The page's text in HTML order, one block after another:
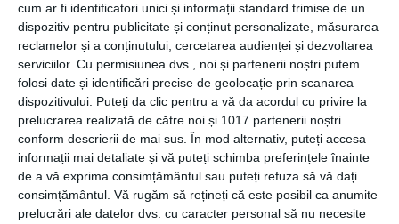
cum ar fi identificatori unici și informații standard trimise de un
dispozitiv pentru publicitate și conținut personalizate, măsurarea
reclamelor și a conținutului, cercetarea audienței și dezvoltarea
serviciilor. Cu permisiunea dvs., noi și partenerii noștri putem
folosi date și identificări precise de geolocație prin scanarea
dispozitivului. Puteți da clic pentru a vă da acordul cu privire la
prelucrarea realizată de către noi și 1017 partenerii noștri
conform descrierii de mai sus. În mod alternativ, puteți accesa
informații mai detaliate și vă puteți schimba preferințele înainte
de a vă exprima consimțământul sau puteți refuza să vă dați
consimțământul. Vă rugăm să rețineți că este posibil ca anumite
prelucrări ale datelor dvs. cu caracter personal să nu necesite
interesați,cu o scădere medie de 22% față de luna februarie
a anului 2020. Față de lunile anterioare
mici variații
de plus-minus 3% pe cartiere, caurmareafluctuațieicererii
și ofertei.” a spus Cătălin Priscorniță, CEO Blitz
Astfel, pentruînchiriereaunuiapartament de 2 camere,prețul
mediu
cerut este de 340 euro/lună. În z ona centrală
a Clujului
prețurilepot ajunge la407 euro/lună, față de un minim de
220 euro/lună în Florești.